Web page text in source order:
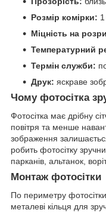
Розмір комірки:
Міцність на
Температурний
Термін служби:
Друк: яскраве
Чому фотосітка
Фотосітка має дрібну
повітря та менше
зображення
робить фотосітку
парканів, альтанок,
Монтаж фотосітки
По периметру
металеві кільця для